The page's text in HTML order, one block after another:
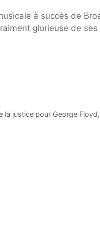
à succès de
glorieuse de
justice pour George